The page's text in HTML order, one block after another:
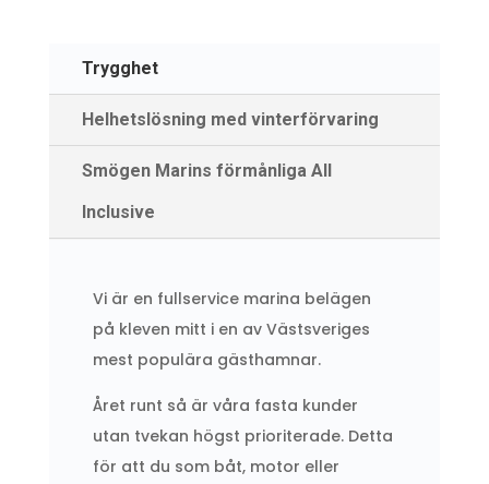
Trygghet
Helhetslösning med vinterförvaring
Smögen Marins förmånliga All
Inclusive
Vi är en fullservice marina belägen
på kleven mitt i en av Västsveriges
mest populära gästhamnar.
Året runt så är våra fasta kunder
utan tvekan högst prioriterade. Detta
för att du som båt, motor eller